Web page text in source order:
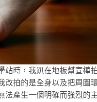
站時，我趴在地板幫宣樺
改拍的是全身以及把周圍
法產生一個明確而強烈的